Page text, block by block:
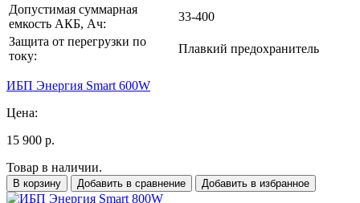
Допустимая суммарная
емкость АКБ, Ач:
33-400
Защита от перегрузки по
току:
Плавкий предохранитель
ИБП Энергия Smart 600W
Цена:
15 900 р.
Товар в наличии.
В корзину Добавить в сравнение Добавить в избранное